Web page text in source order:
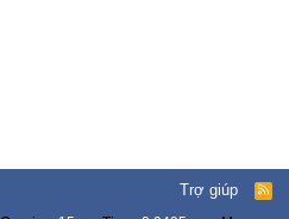
Trợ giúp
R